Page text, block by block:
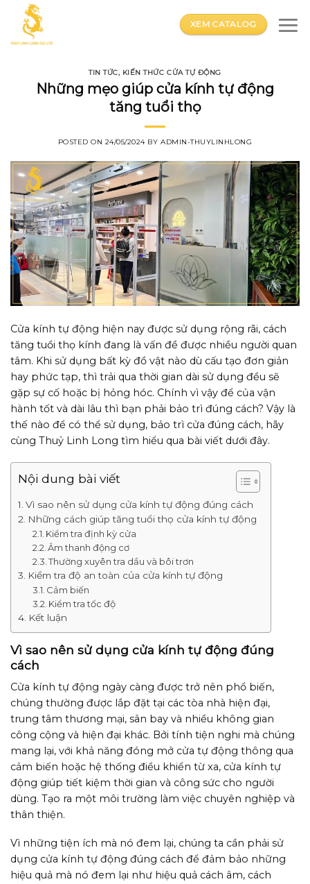
content
XEM CATALOG
TIN TỨC, KIẾN THỨC CỬA TỰ ĐỘNG
Những mẹo giúp cửa kính tự động
tăng tuổi thọ
POSTED ON 24/05/2024BYADMIN-THUYLINHLONG
Cửa kính tự động hiện nay được sử dụng rộng rãi, cách
tăng tuổi thọ kính đang là vấn đề được nhiều người quan
tâm. Khi sử dụng bất kỳ đồ vật nào dù cấu tạo đơn giản
hay phức tạp, thì trải qua thời gian dài sử dụng đều sẽ
gặp sự cố hoặc bị hỏng hóc. Chính vì vậy để của vận
hành tốt và dài lâu thì bạn phải bảo trì đúng cách? Vậy là
thế nào để có thể sử dụng, bảo trì cửa đúng cách, hãy
cùng Thuỷ Linh Long tìm hiểu qua bài viết dưới đây.
Nội dung bài viết
Vì sao nên sử dụng cửa kính tự động đúng cách
Những cách giúp tăng tuổi thọ cửa kính tự động
Kiểm tra định kỳ cửa
Âm thanh động cơ
Thường xuyên tra dầu và bôi trơn
Kiểm tra độ an toàn của cửa kính tự động
Cảm biến
Kiểm tra tốc độ
Kết luận
Vì sao nên sử dụng cửa kính tự động đúng
cách
Cửa kính tự động ngày càng được trở nên phổ biến,
chúng thường được lắp đặt tại các tòa nhà hiện đại,
trung tâm thương mại, sân bay và nhiều không gian
công cộng và hiện đại khác. Bởi tính tiện nghi mà chúng
mang lại, với khả năng đóng mở cửa tự động thông qua
cảm biến hoặc hệ thống điều khiển từ xa, cửa kính tự
động giúp tiết kiệm thời gian và công sức cho người
dùng. Tạo ra một môi trường làm việc chuyên nghiệp và
thân thiện.
Vì những tiện ích mà nó đem lại, chúng ta cần phải sử
dụng cửa kính tự động đúng cách để đảm bảo những
hiệu quả mà nó đem lại như hiệu quả cách âm, cách